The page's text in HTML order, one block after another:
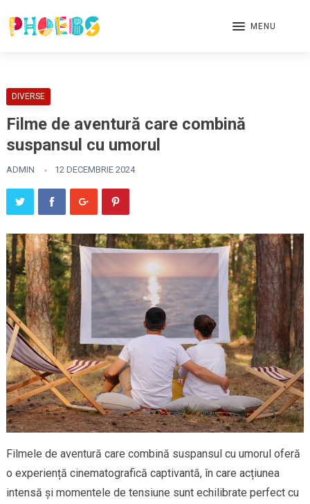
MENU
DIVERSE
Filme de aventură care combină
suspansul cu umorul
ADMIN 12 DECEMBRIE 2024
Filmele de aventură care combină suspansul cu umorul oferă
o experiență cinematografică captivantă, în care acțiunea
intensă și momentele de tensiune sunt echilibrate perfect cu